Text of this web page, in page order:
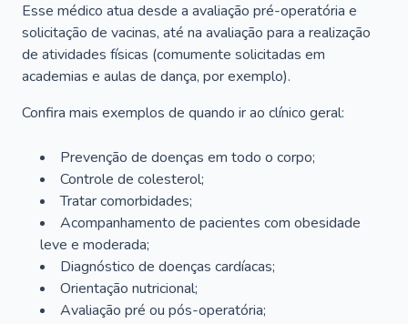
Esse médico atua desde a avaliação pré-operatória e
solicitação de vacinas, até na avaliação para a realização
de atividades físicas (comumente solicitadas em
academias e aulas de dança, por exemplo).
Confira mais exemplos de quando ir ao clínico geral:
Prevenção de doenças em todo o corpo;
Controle de colesterol;
Tratar comorbidades;
Acompanhamento de pacientes com obesidade
leve e moderada;
Diagnóstico de doenças cardíacas;
Orientação nutricional;
Avaliação pré ou pós-operatória;